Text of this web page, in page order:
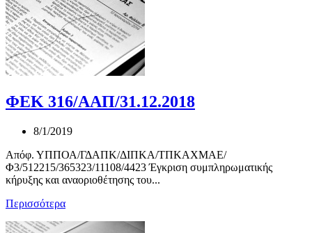
ΦΕΚ 316/ΑΑΠ/31.12.2018
8/1/2019
Απόφ. ΥΠΠΟΑ/ΓΔΑΠΚ/ΔΙΠΚΑ/ΤΠΚΑΧΜΑΕ/
Φ3/512215/365323/11108/4423 Έγκριση συμπληρωματικής
κήρυξης και αναοριοθέτησης του...
Περισσότερα